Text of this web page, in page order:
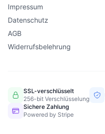
Impressum
Datenschutz
AGB
Widerrufsbelehrung
SSL-verschlüsselt
256-bit Verschlüsselung
Sichere Zahlung
Powered by Stripe